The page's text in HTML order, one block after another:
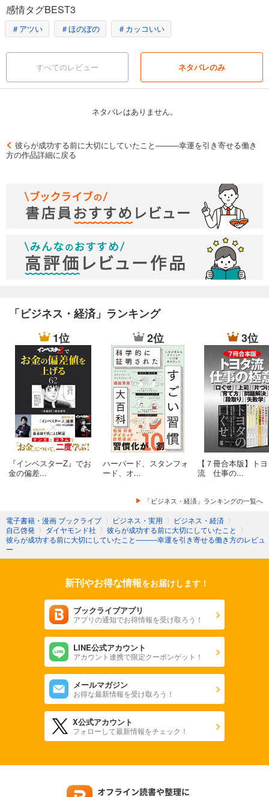
感情タグBEST3
＃アツい ＃ほのぼの ＃カッコいい
すべてのレビュー ネタバレのみ
ネタバレはありません。
彼らが成功する前に大切にしていたこと―――幸運を引き寄せる働き
方の作品詳細に戻る
「ビジネス・経済」ランキング
1位
『インベスターZ』でお
金の偏差...
2位
ハーバード、スタンフォ
ード、オ...
3位
【７冊合本版】ト
流 仕事の...
「ビジネス・経済」ランキングの一覧へ
電子書籍・漫画 ブックライブ 〉 ビジネス・実用 〉 ビジネス・経済 〉
自己啓発 〉 ダイヤモンド社 〉 彼らが成功する前に大切にしていたこと 〉
彼らが成功する前に大切にしていたこと―――幸運を引き寄せる働き方のレビュ
ー
新刊やお得な情報をお届けします！
ブックライブアプリ
アプリの通知でお得情報を受け取ろう！
LINE公式アカウント
アカウント連携で限定クーポンゲット！
メールマガジン
お得な最新情報を受け取ろう！
X公式アカウント
フォローして最新情報をチェック！